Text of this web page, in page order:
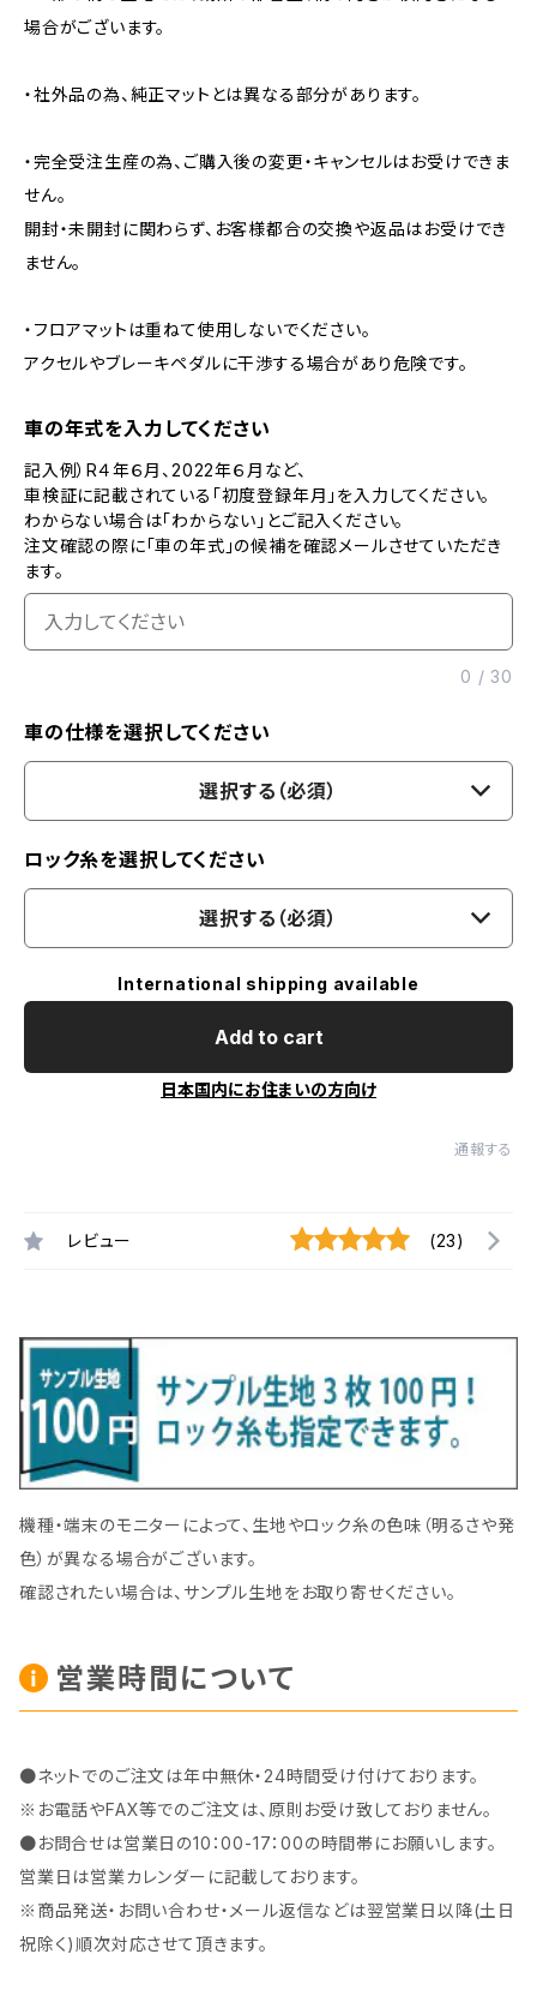
場合がございます。
・社外品の為、純正マットとは異なる部分があります。
・完全受注生産の為、ご購入後の変更・キャンセルはお受けできま
せん。
開封・未開封に関わらず、お客様都合の交換や返品はお受けでき
ません。
・フロアマットは重ねて使用しないでください。
アクセルやブレーキペダルに干渉する場合があり危険です。
車の年式を入力してください
記入例）R４年６月、2022年６月など、
車検証に記載されている「初度登録年月」を入力してください。
わからない場合は「わからない」とご記入ください。
注文確認の際に「車の年式」の候補を確認メールさせていただき
ます。
0 /30
車の仕様を選択してください
選択する（必須）
ロック糸を選択してください
選択する（必須）
International shipping available
Add to cart
日本国内にお住まいの方向け
通報する
レビュー (23)
機種・端末のモニターによって、生地やロック糸の色味（明るさや発
色）が異なる場合がございます。
確認されたい場合は、サンプル生地をお取り寄せください。
営業時間について
●ネットでのご注文は年中無休・24時間受け付けております。
※お電話やFAX等でのご注文は、原則お受け致しておりません。
●お問合せは営業日の10：00-17：00の時間帯にお願いします。
営業日は営業カレンダーに記載しております。
※商品発送・お問い合わせ・メール返信などは翌営業日以降(土日
祝除く)順次対応させて頂きます。